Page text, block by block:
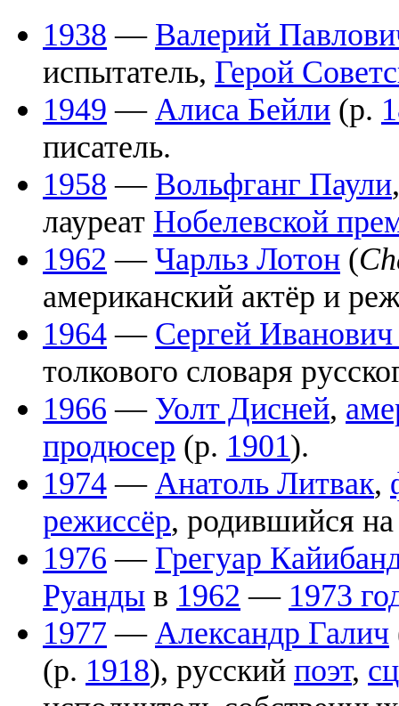
1938 — Валерий
испытатель, Герой
1949 — Алиса Бейли (р.
писатель.
1958 — Вольфганг Паули
лауреат Нобелевской
1962 — Чарльз Лотон (
американский актёр и
1964 — Сергей
толкового словаря
1966 — Уолт Дисней,
продюсер (р. 1901).
1974 — Анатоль Литвак,
режиссёр, родившийся
1976 — Грегуар
Руанды в 1962 — 1973
1977 — Александр Галич
(р. 1918), русский поэт,